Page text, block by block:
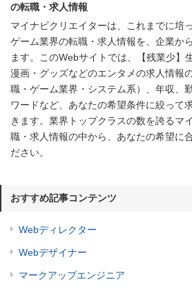
の転職・求人情報
マイナビクリエイターは、これまでに培
ゲーム業界の転職・求人情報を、企業か
ます。このWebサイトでは、【残業少】
漫画・グッズなどのエンタメの求人情報
職・ゲーム業界・システム系）、年収、
ワードなど、あなたの希望条件に絞って
きます。業界トップクラスの数を誇るマ
職・求人情報の中から、あなたの希望に
ださい。
おすすめ記事コンテンツ
Webディレクター
Webデザイナー
マークアップエンジニア